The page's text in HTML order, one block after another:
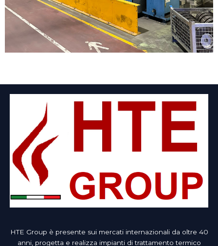
HTE Group è presente sui mercati internazionali da oltre 40
anni, progetta e realizza impianti di trattamento termico